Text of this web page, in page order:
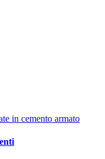
in cemento armato